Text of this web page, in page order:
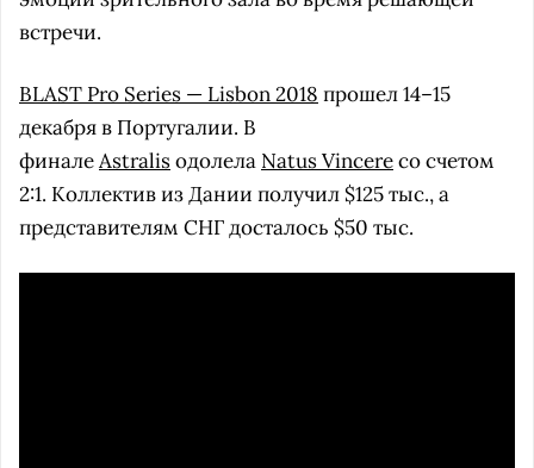
встречи.
BLAST Pro Series — Lisbon 2018 прошел 14–15
декабря в Португалии. В
финалеAstralisодолела Natus Vincereсо счетом
2:1. Коллектив из Дании получил $125 тыс., а
представителям СНГ досталось $50 тыс.